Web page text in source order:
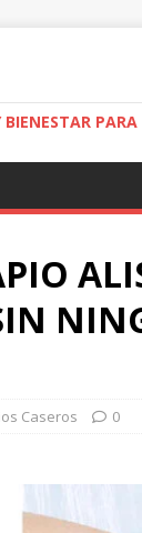
BIENESTAR
Caseros 0